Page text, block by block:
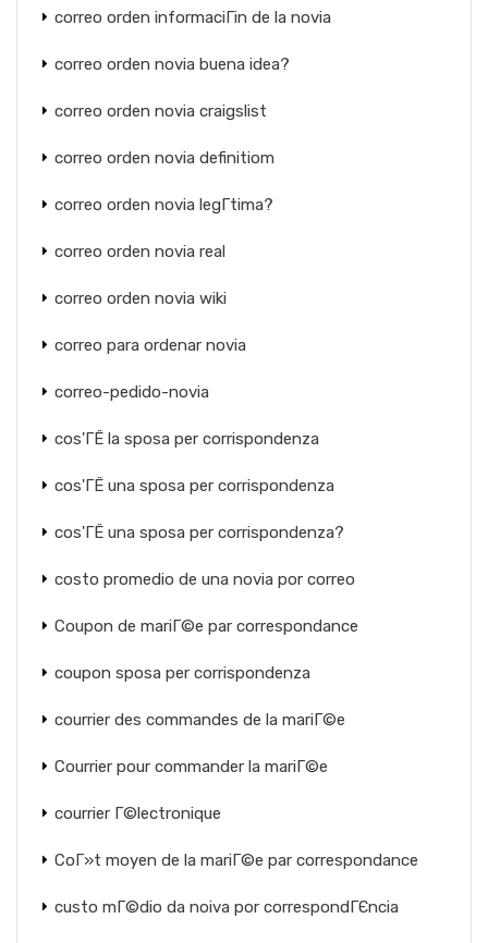
correo orden informaciГіn de la novia
correo orden novia buena idea?
correo orden novia craigslist
correo orden novia definitiom
correo orden novia legГ­tima?
correo orden novia real
correo orden novia wiki
correo para ordenar novia
correo-pedido-novia
cos'ГЁ la sposa per corrispondenza
cos'ГЁ una sposa per corrispondenza
cos'ГЁ una sposa per corrispondenza?
costo promedio de una novia por correo
Coupon de mariГ©e par correspondance
coupon sposa per corrispondenza
courrier des commandes de la mariГ©e
Courrier pour commander la mariГ©e
courrier Г©lectronique
CoГ»t moyen de la mariГ©e par correspondance
custo mГ©dio da noiva por correspondГЄncia